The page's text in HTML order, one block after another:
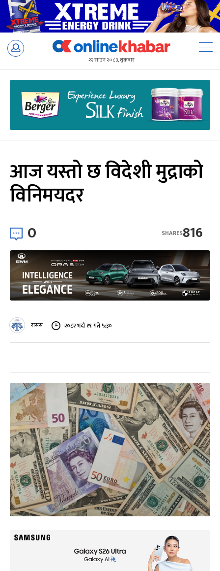
Skip
२२ साउन २०८३, शुक्रबार
आज यस्तो छ विदेशी मुद्राको
विनिमयदर
0 816
SHARES
रासस २०८२ भदौ १९ गते ५:३०